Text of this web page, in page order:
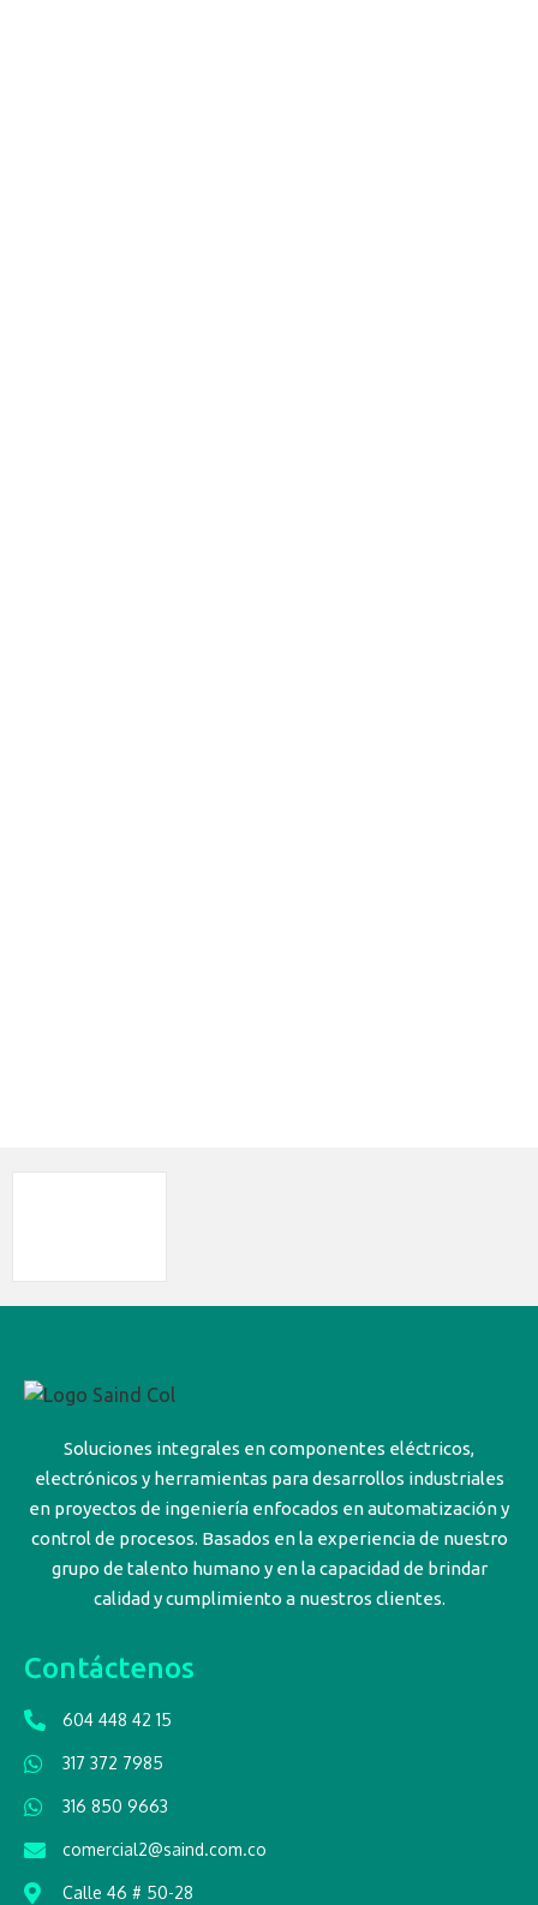
Soluciones integrales en componentes eléctricos,
electrónicos y herramientas para desarrollos industriales
en proyectos de ingeniería enfocados en automatización y
control de procesos. Basados en la experiencia de nuestro
grupo de talento humano y en la capacidad de brindar
calidad y cumplimiento a nuestros clientes.
Contáctenos
604 448 42 15
317 372 7985
316 850 9663
comercial2@saind.com.co
Calle 46 # 50-28